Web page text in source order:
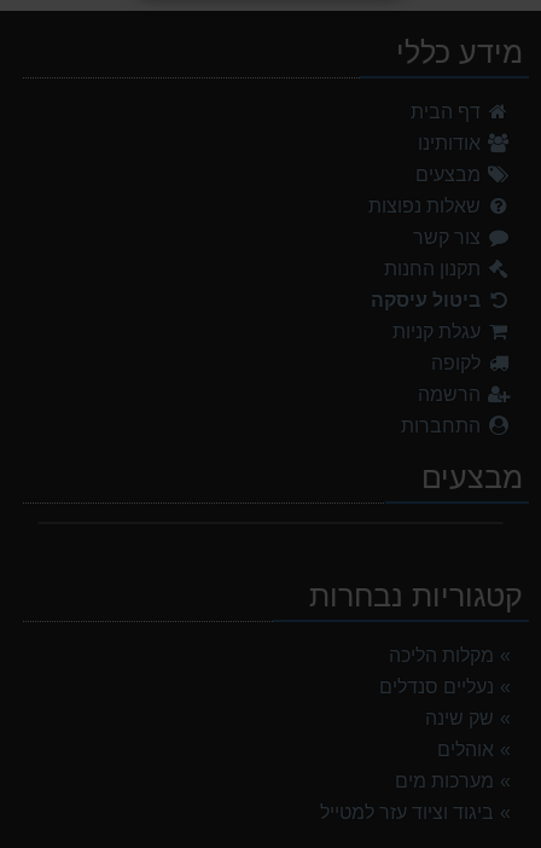
מידע כללי
דף הבית
אודותינו
מבצעים
שאלות נפוצות
צור קשר
תקנון החנות
ביטול עיסקה
עגלת קניות
לקופה
הרשמה
התחברות
מבצעים
קטגוריות נבחרות
מקלות הליכה
נעליים סנדלים
שק שינה
אוהלים
מערכות מים
ביגוד וציוד עזר למטייל